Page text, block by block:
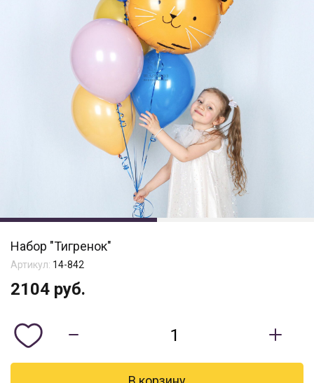
Набор "Тигренок"
Артикул: 14-842
2104 руб.